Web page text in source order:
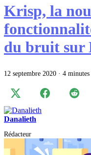
Krisp, la
du bruit sur
12 septembre 2020 · 4
Danalieth
Rédacteur